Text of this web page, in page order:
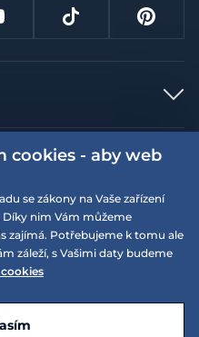
klubu
SIMPLIA.cz
cookies - aby web
se zákony na Vaše zařízení
Díky nim Vám můžeme
zajímá. Potřebujeme k tomu ale
záleží, s Vašimi daty budeme